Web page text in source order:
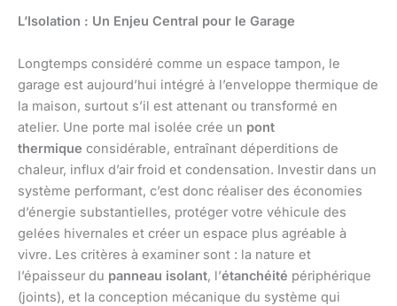
L’Isolation : Un Enjeu Central pour le Garage
Longtemps considéré comme un espace tampon, le
garage est aujourd’hui intégré à l’enveloppe thermique de
la maison, surtout s’il est attenant ou transformé en
atelier. Une porte mal isolée crée un pont
thermique considérable, entraînant déperditions de
chaleur, influx d’air froid et condensation. Investir dans un
système performant, c’est donc réaliser des économies
d’énergie substantielles, protéger votre véhicule des
gelées hivernales et créer un espace plus agréable à
vivre. Les critères à examiner sont : la nature et
l’épaisseur du panneau isolant, l’étanchéité périphérique
(joints), et la conception mécanique du système qui